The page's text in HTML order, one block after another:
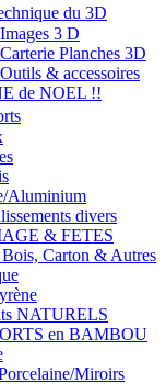
du 3D
3 D
Planches 3D
& accessoires
de NOEL !!
Aluminium
divers
& FETES
Carton & Autres
NATURELS
en BAMBOU
Miroirs